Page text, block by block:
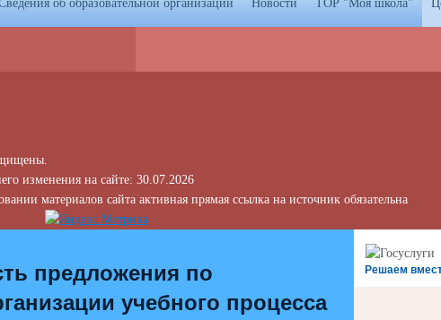
об образовательной организации Новости ТОР "Моя школа"
изменения на сайте: 30.07.2026
материалов сайта активная прямая ссылка на источник обязательна
Решаем
предложения по
учебного процесса